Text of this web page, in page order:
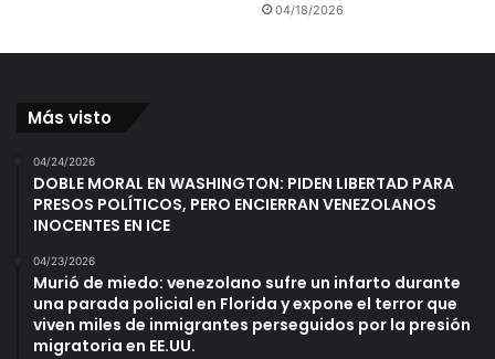
04/18/2026
Más visto
04/24/2026
DOBLE MORAL EN WASHINGTON: PIDEN LIBERTAD PARA
PRESOS POLÍTICOS, PERO ENCIERRAN VENEZOLANOS
INOCENTES EN ICE
04/23/2026
Murió de miedo: venezolano sufre un infarto durante
una parada policial en Florida y expone el terror que
viven miles de inmigrantes perseguidos por la presión
migratoria en EE.UU.